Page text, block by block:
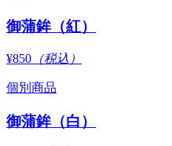
御蒲鉾（紅）
¥850 （税込）
個別商品
御蒲鉾（白）